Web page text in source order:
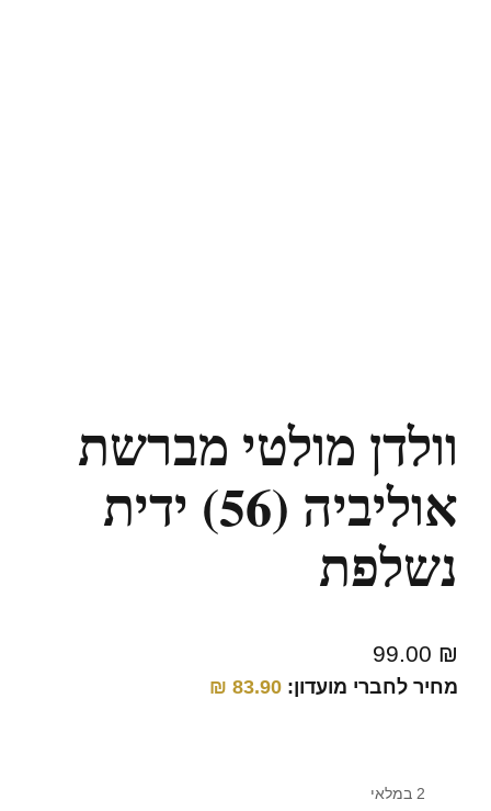
וולדן מולטי מברשת
אוליביה (56) ידית
נשלפת
99.00 ₪
מחיר לחברי מועדון: 83.90
₪
2 במלאי